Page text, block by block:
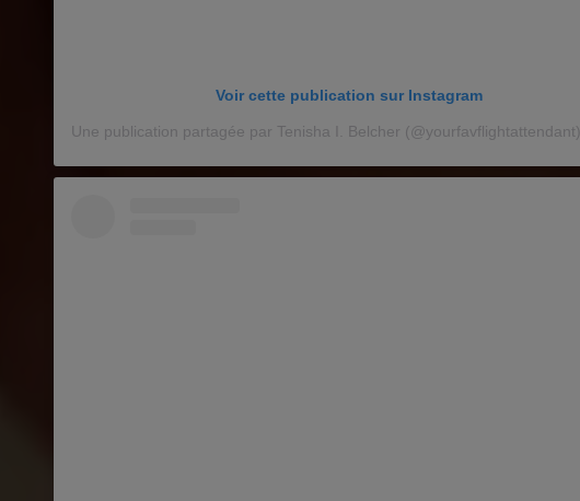
Voir cette publication sur Instagram
Une publication partagée par Tenisha I. Belcher (@yourfavflightattendant)